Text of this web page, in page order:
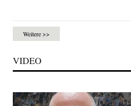
Weitere >>
VIDEO